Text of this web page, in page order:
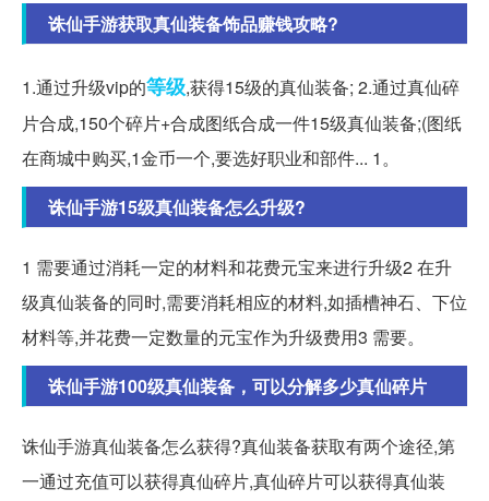
诛仙手游获取真仙装备饰品赚钱攻略?
1.通过升级vip的等级,获得15级的真仙装备; 2.通过真仙碎
片合成,150个碎片+合成图纸合成一件15级真仙装备;(图纸
在商城中购买,1金币一个,要选好职业和部件... 1。
诛仙手游15级真仙装备怎么升级?
1 需要通过消耗一定的材料和花费元宝来进行升级2 在升
级真仙装备的同时,需要消耗相应的材料,如插槽神石、下位
材料等,并花费一定数量的元宝作为升级费用3 需要。
诛仙手游100级真仙装备，可以分解多少真仙碎片
诛仙手游真仙装备怎么获得?真仙装备获取有两个途径,第
一通过充值可以获得真仙碎片,真仙碎片可以获得真仙装